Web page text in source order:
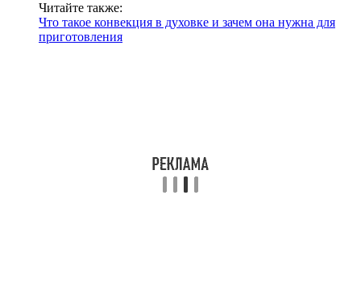
Читайте также:
Что такое конвекция в духовке и зачем она нужна для
приготовления